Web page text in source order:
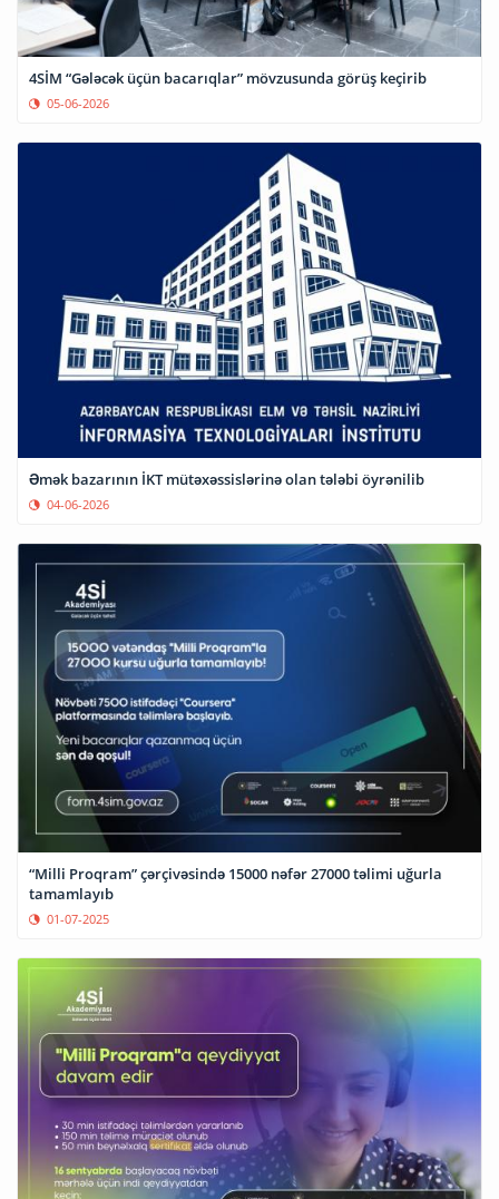
4SİM “Gələcək üçün bacarıqlar” mövzusunda görüş keçirib
05-06-2026
Əmək bazarının İKT mütəxəssislərinə olan tələbi öyrənilib
04-06-2026
“Milli Proqram” çərçivəsində 15000 nəfər 27000 təlimi uğurla
tamamlayıb
01-07-2025